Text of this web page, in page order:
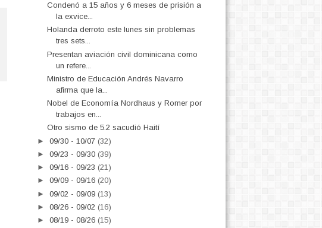
Condenó a 15 años y 6 meses de prisión a
la exvice...
Holanda derroto este lunes sin problemas
tres sets...
Presentan aviación civil dominicana como
un refere...
Ministro de Educación Andrés Navarro
afirma que la...
Nobel de Economía Nordhaus y Romer por
trabajos en...
Otro sismo de 5.2 sacudió Haití
►09/30 - 10/07 (32)
►09/23 - 09/30 (39)
►09/16 - 09/23 (21)
►09/09 - 09/16 (20)
►09/02 - 09/09 (13)
►08/26 - 09/02 (16)
►08/19 - 08/26 (15)